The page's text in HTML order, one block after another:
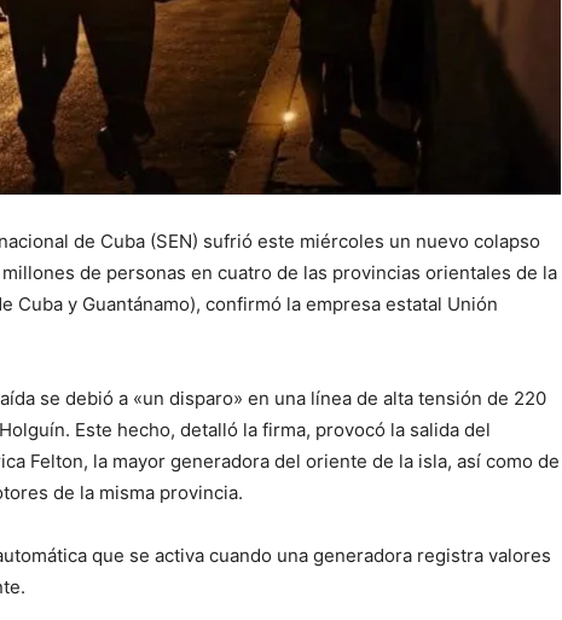
de Cuba (SEN) sufrió este miércoles un nuevo colapso
de personas en cuatro de las provincias orientales de la
Cuba y Guantánamo), confirmó la empresa estatal Unión
se debió a «un disparo» en una línea de alta tensión de 220
Este hecho, detalló la firma, provocó la salida del
Felton, la mayor generadora del oriente de la isla, así como de
de la misma provincia.
que se activa cuando una generadora registra valores